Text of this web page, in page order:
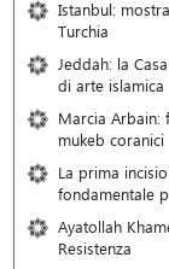
Istanbul:
Turchia
Jeddah: la
di arte islamica
Marcia
mukeb coranici
La prima
fondamentale
Ayatollah
Resistenza